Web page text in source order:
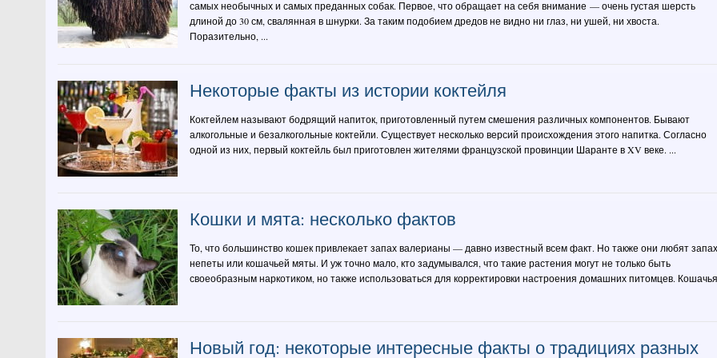
самых необычных и самых преданных собак. Первое, что обращает на себя внимание — очень густая шерсть
длиной до 30 см, свалянная в шнурки. За таким подобием дредов не видно ни глаз, ни ушей, ни хвоста.
Поразительно, ...
Некоторые факты из истории коктейля
Коктейлем называют бодрящий напиток, приготовленный путем смешения различных компонентов. Бывают
алкогольные и безалкогольные коктейли. Существует несколько версий происхождения этого напитка. Согласно
одной из них, первый коктейль был приготовлен жителями французской провинции Шаранте в XV веке. ...
Кошки и мята: несколько фактов
То, что большинство кошек привлекает запах валерианы — давно известный всем факт. Но также они любят
непеты или кошачьей мяты. И уж точно мало, кто задумывался, что такие растения могут не только быть
своеобразным наркотиком, но также использоваться для корректировки настроения домашних питомцев.
Новый год: некоторые интересные факты о традициях разных